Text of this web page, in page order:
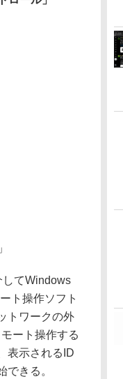
てWindows
ト操作ソフト
トワークの外
ート操作する
表示されるID
きる。